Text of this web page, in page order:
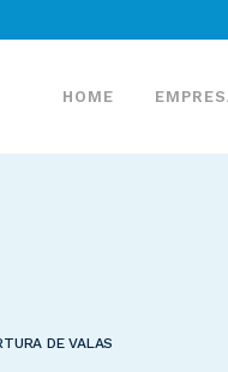
HOME
DE VALAS